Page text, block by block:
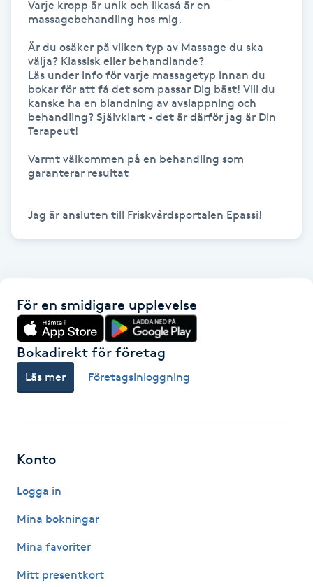
Friskvårdsmassage
Frisör
Funktionsanalys
Föning
Gel naglar
Gellack
Gellack med förstärkning
Gravidmassage
Gua Sha-massage
Hatha Yoga
Varje kropp är unik och likaså är en
massagebehandling hos mig.
Är du osäker på vilken typ av Massage du ska
välja? Klassisk eller behandlande?
Läs under info för varje massagetyp innan du
bokar för att få det som passar Dig bäst! Vill du
kanske ha en blandning av avslappning och
behandling? Självklart - det är därför jag är Din
Terapeut!
Varmt välkommen på en behandling som
garanterar resultat
Jag är ansluten till Friskvårdsportalen Epassi!
För en smidigare upplevelse
Bokadirekt för företag
Läs mer Företagsinloggning
Konto
Logga in
Mina bokningar
Mina favoriter
Mitt presentkort